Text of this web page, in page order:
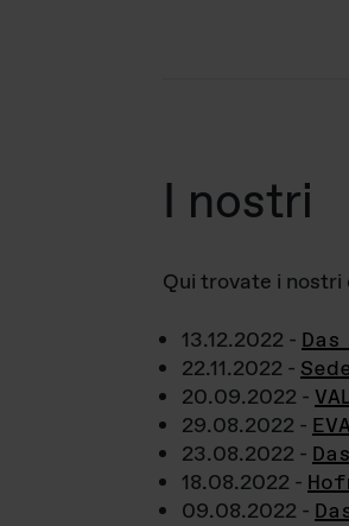
I nostri
Qui trovate i
13.12.2022 -
22.11.2022 -
20.09.2022 -
29.08.2022 -
23.08.2022 -
18.08.2022 -
09.08.2022 -